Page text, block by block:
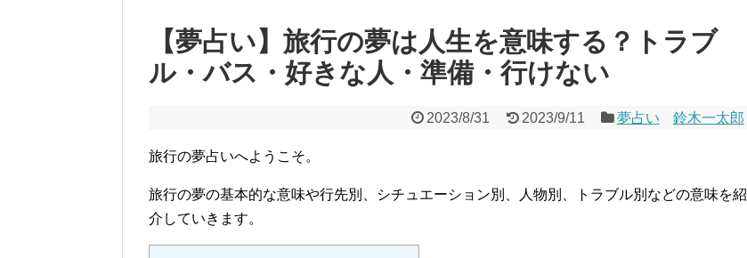
【夢占い】旅行の夢は人生を意味する？トラブ
ル・バス・好きな人・準備・行けない
2023/8/31 2023/9/11 夢占い 鈴木一太郎
旅行の夢占いへようこそ。
旅行の夢の基本的な意味や行先別、シチュエーション別、人物別、トラブル別などの意味を紹
介していきます。